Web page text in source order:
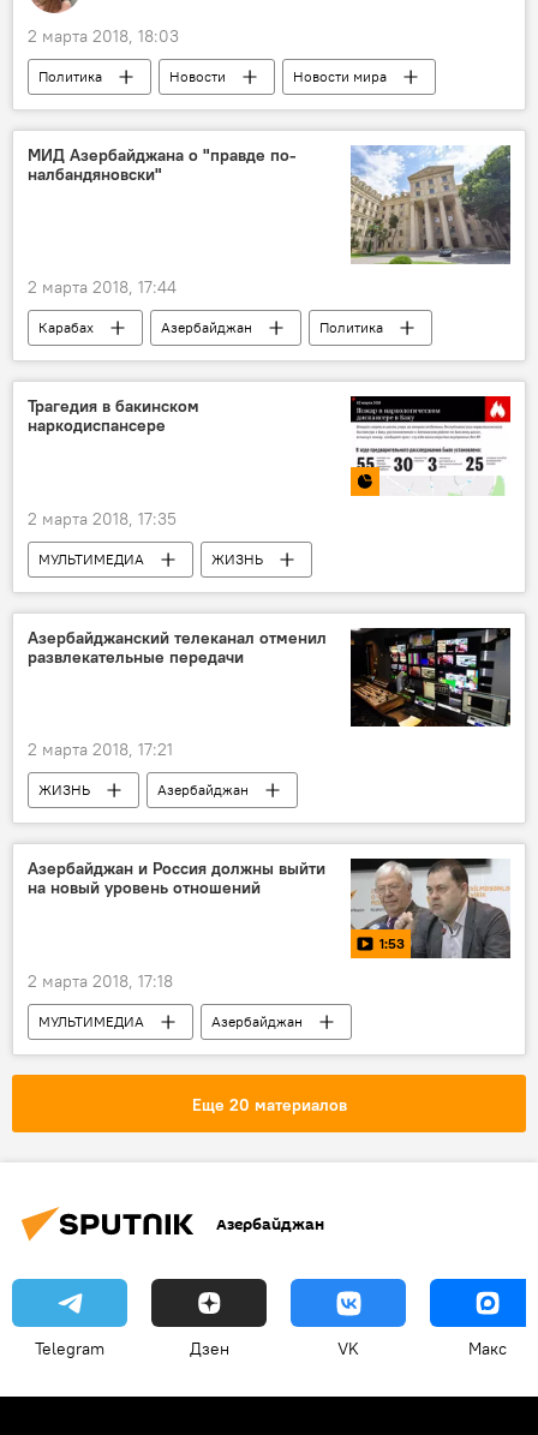
2 марта 2018, 18:03
Политика Новости
Новости мира
Колумнисты
Армения
Серж Саргсян
Армен Саркисян
Выборы президента
МИД Азербайджана о "правде по-
налбандяновски"
2 марта 2018, 17:44
Карабах Азербайджан
Политика
Новости
Армения
Эдвард Налбандян
МИД АР
Трагедия в бакинском
наркодиспансере
2 марта 2018, 17:35
МУЛЬТИМЕДИА
ЖИЗНЬ
Азербайджан
Происшествия
Инфографика
Азербайджанский телеканал отменил
развлекательные передачи
2 марта 2018, 17:21
ЖИЗНЬ
Азербайджан
Происшествия
Новости
телерадиокомпания Space
Изменение графика работы
Азербайджан и Россия должны выйти
на новый уровень отношений
1:53
2 марта 2018, 17:18
МУЛЬТИМЕДИА
Азербайджан
Пресс-центр
Видео
Новости
Еще 20 материалов
Азербайджан
Telegram Дзен VK Макс